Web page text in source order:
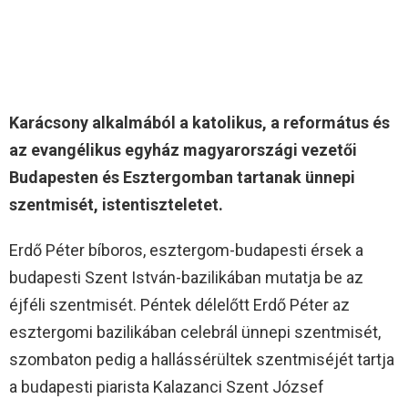
Karácsony alkalmából a katolikus, a református és
az evangélikus egyház magyarországi vezetői
Budapesten és Esztergomban tartanak ünnepi
szentmisét, istentiszteletet.
Erdő Péter bíboros, esztergom-budapesti érsek a
budapesti Szent István-bazilikában mutatja be az
éjféli szentmisét. Péntek délelőtt Erdő Péter az
esztergomi bazilikában celebrál ünnepi szentmisét,
szombaton pedig a hallássérültek szentmiséjét tartja
a budapesti piarista Kalazanci Szent József